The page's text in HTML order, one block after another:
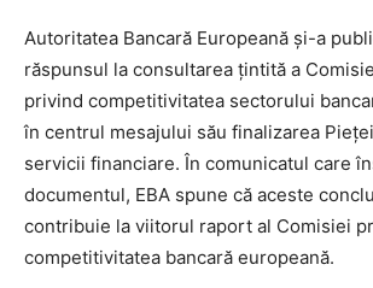
Autoritatea Bancară Europeană și-a
răspunsul la consultarea țintită a
privind competitivitatea sectorului
în centrul mesajului său finalizarea
servicii financiare. În comunicatul care
documentul, EBA spune că aceste
contribuie la viitorul raport al Comisiei
competitivitatea bancară europeană.